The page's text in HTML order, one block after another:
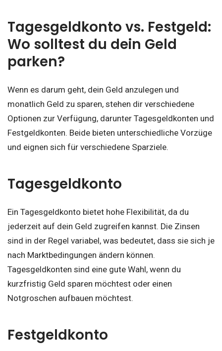
Tagesgeldkonto vs. Festgeld:
Wo solltest du dein Geld
parken?
Wenn es darum geht, dein Geld anzulegen und
monatlich Geld zu sparen, stehen dir verschiedene
Optionen zur Verfügung, darunter Tagesgeldkonten und
Festgeldkonten. Beide bieten unterschiedliche Vorzüge
und eignen sich für verschiedene Sparziele.
Tagesgeldkonto
Ein Tagesgeldkonto bietet hohe Flexibilität, da du
jederzeit auf dein Geld zugreifen kannst. Die Zinsen
sind in der Regel variabel, was bedeutet, dass sie sich je
nach Marktbedingungen ändern können.
Tagesgeldkonten sind eine gute Wahl, wenn du
kurzfristig Geld sparen möchtest oder einen
Notgroschen aufbauen möchtest.
Festgeldkonto